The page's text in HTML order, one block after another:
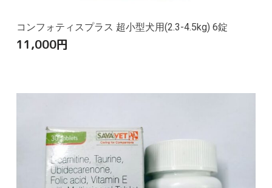
コンフォティスプラス 超小型犬用(2.3-4.5kg) 6錠
11,000円